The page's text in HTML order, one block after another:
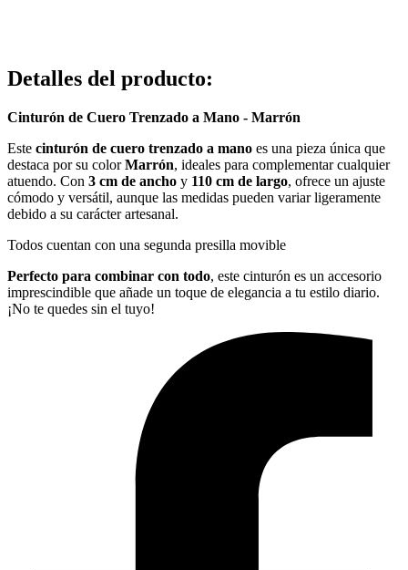
Detalles del producto:
Cinturón de Cuero Trenzado a Mano - Marrón
Este cinturón de cuero trenzado a mano es una pieza única que
destaca por su colorMarrón, ideales para complementar cualquier
atuendo. Con 3 cm de ancho y 110 cm de largo, ofrece un ajuste
cómodo y versátil, aunque las medidas pueden variar ligeramente
debido a su carácter artesanal.
Todos cuentan con una segunda presilla movible
Perfecto para combinar con todo, este cinturón es un accesorio
imprescindible que añade un toque de elegancia a tu estilo diario.
¡No te quedes sin el tuyo!